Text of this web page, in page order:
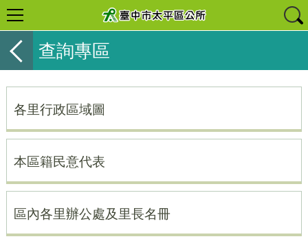
查詢專區
各里行政區域圖
本區籍民意代表
區內各里辦公處及里長名冊